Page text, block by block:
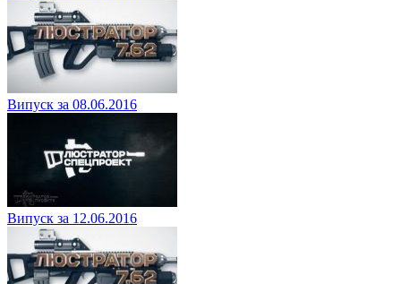
Випуск за 08.06.2016
Випуск за 12.06.2016